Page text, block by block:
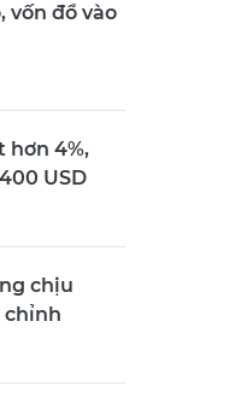
vốn đổ vào
hơn 4%,
USD
chịu
chỉnh